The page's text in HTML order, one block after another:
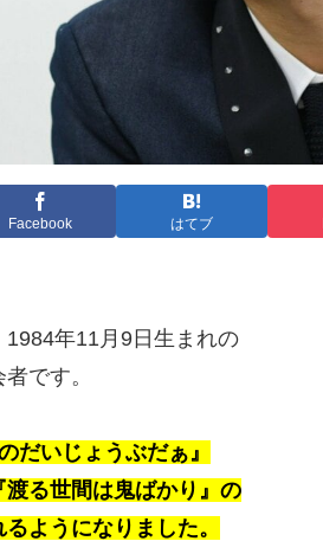
Facebook はてブ
1984年11月9日生まれの
です。
だいじょうぶだぁ』
渡る世間は鬼ばかり』の
ようになりました。